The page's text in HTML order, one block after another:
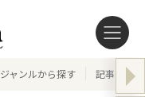
ジャンルから探す 記事テー